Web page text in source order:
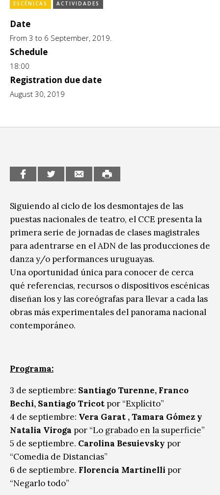
Espacio itinerante de lectura infantil
Exposiciones
Formación
Género y Diversidad
Infantil y Juvenil
Medio Ambiente
Sin categoría
ESCÉNICAS ACTIVIDADES
Date
From 3 to 6 September, 2019.
Schedule
18:00
Registration due date
August 30, 2019
Siguiendo al ciclo de los desmontajes de las
puestas nacionales de teatro, el CCE presenta la
primera serie de jornadas de clases magistrales
para adentrarse en el ADN de las producciones de
danza y/o performances uruguayas.
Una oportunidad única para conocer de cerca
qué referencias, recursos o dispositivos escénicas
diseñan los y las coreógrafas para llevar a cada las
obras más experimentales del panorama nacional
contemporáneo.
Programa:
3 de septiembre: Santiago Turenne, Franco
Bechi, Santiago Tricot por “Explícito”
4 de septiembre: Vera Garat , Tamara Gómez y
Natalia Viroga por “Lo grabado en la superficie”
5 de septiembre. Carolina Besuievsky por
“Comedia de Distancias”
6 de septiembre. Florencia Martinelli por
“Negarlo todo”